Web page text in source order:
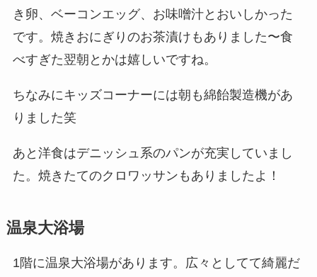
き卵、ベーコンエッグ、お味噌汁とおいしかった
です。焼きおにぎりのお茶漬けもありました〜食
べすぎた翌朝とかは嬉しいですね。
ちなみにキッズコーナーには朝も綿飴製造機があ
りました笑
あと洋食はデニッシュ系のパンが充実していまし
た。焼きたてのクロワッサンもありましたよ！
温泉大浴場
1階に温泉大浴場があります。広々としてて綺麗だ